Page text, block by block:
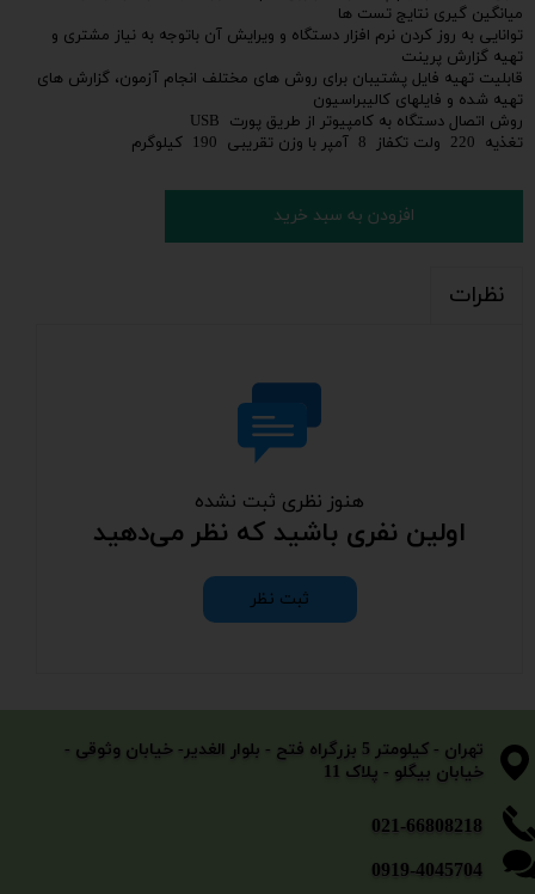
میانگین گیری نتایج تست ها
توانایی به روز کردن نرم افزار دستگاه و ویرایش آن باتوجه به نیاز مشتری و
تهیه گزارش پرینت
قابلیت تهیه فایل پشتیبان برای روش های مختلف انجام آزمون، گزارش های
تهیه شده و فایلهای کالیبراسیون
روش اتصال دستگاه به کامپیوتر از طریق پورت USB
تغذیه 220 ولت تکفاز 8 آمپر با وزن تقریبی 190 کیلوگرم
افزودن به سبد خرید
نظرات
هنوز نظری ثبت نشده
اولین نفری باشید که نظر می‌دهید
ثبت نظر
​​​​​021-66808218
0919-4045704
​​​​​​​تهران - کیلومتر 5 بزرگراه فتح - بلوار الغدیر- خیابان وثوقی -
خیابان بیگلو - پلاک 11